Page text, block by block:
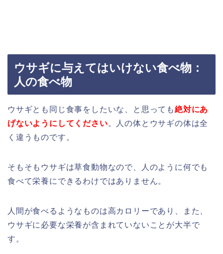
ウサギに与えてはいけない食べ物：
人の食べ物
ウサギとも同じ食事をしたいな、と思っても絶対にあ
げないようにしてください。人の体とウサギの体は全
く違うものです。
そもそもウサギは草食動物なので、人のように何でも
食べて栄養にできるわけではありません。
人間が食べるようなものは高カロリーであり、また、
ウサギに必要な栄養が含まれていないことが大半で
す。